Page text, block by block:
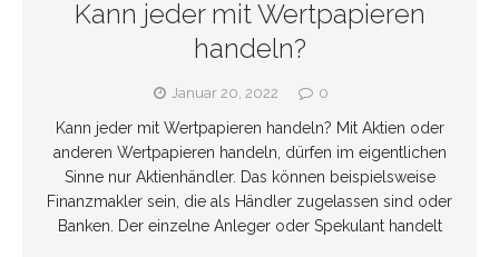
Kann jeder mit Wertpapieren
handeln?
Januar 20, 2022 0
Kann jeder mit Wertpapieren handeln? Mit Aktien oder
anderen Wertpapieren handeln, dürfen im eigentlichen
Sinne nur Aktienhändler. Das können beispielsweise
Finanzmakler sein, die als Händler zugelassen sind oder
Banken. Der einzelne Anleger oder Spekulant handelt